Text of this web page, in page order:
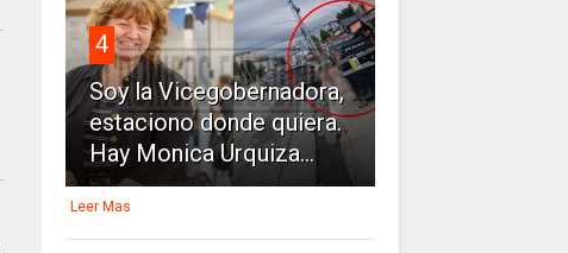
4
Soy la Vicegobernadora,
estaciono donde quiera.
Hay Monica Urquiza...
Leer Mas